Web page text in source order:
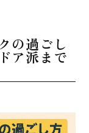
の過ごし
ア派まで